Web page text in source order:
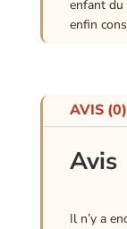
enfant du
enfin
AVIS (0)
Avis
Il n’y a